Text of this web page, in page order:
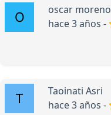
oscar moreno
hace 3 años -
Taoinati Asri
hace 3 años -